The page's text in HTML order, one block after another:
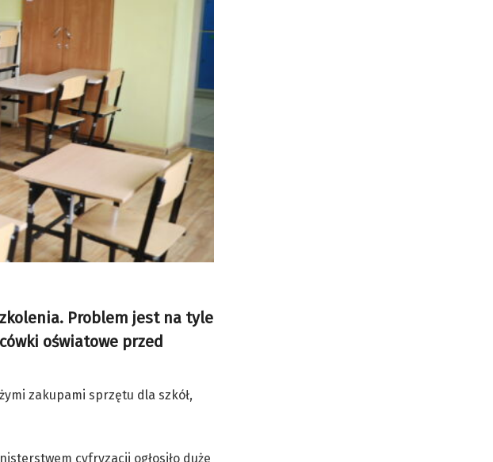
Problem jest na tyle
oświatowe przed
zakupami sprzętu dla szkół,
cyfryzacji ogłosiło duże